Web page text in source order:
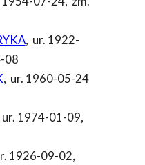
, ur. 1922-
08
, ur. 1960-05-24
ur. 1974-01-09,
1926-09-02,